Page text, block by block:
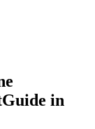
in